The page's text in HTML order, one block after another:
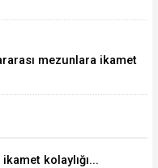
mezunlara ikamet
kolaylığı...